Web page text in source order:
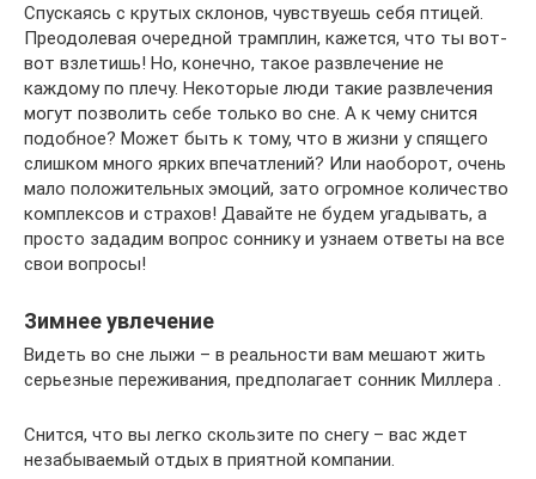
Спускаясь с крутых склонов, чувствуешь себя птицей.
Преодолевая очередной трамплин, кажется, что ты вот-
вот взлетишь! Но, конечно, такое развлечение не
каждому по плечу. Некоторые люди такие развлечения
могут позволить себе только во сне. А к чему снится
подобное? Может быть к тому, что в жизни у спящего
слишком много ярких впечатлений? Или наоборот, очень
мало положительных эмоций, зато огромное количество
комплексов и страхов! Давайте не будем угадывать, а
просто зададим вопрос соннику и узнаем ответы на все
свои вопросы!
Зимнее увлечение
Видеть во сне лыжи – в реальности вам мешают жить
серьезные переживания, предполагает сонник Миллера .
Снится, что вы легко скользите по снегу – вас ждет
незабываемый отдых в приятной компании.